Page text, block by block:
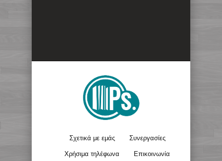
Σχετικά με εμάς Συνεργασίες
Χρήσιμα τηλέφωνα Επικοινωνία